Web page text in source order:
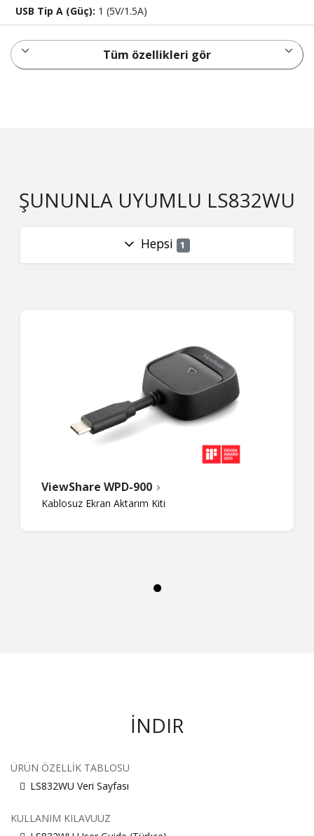
USB Tip A (Güç): 1 (5V/1.5A)
Tüm özellikleri gör
ŞUNUNLA UYUMLU LS832WU
Hepsi 1
ViewShare WPD-900
Kablosuz Ekran Aktarım Kiti
İNDIR
ÜRÜN ÖZELLIK TABLOSU
LS832WU Veri Sayfası
KULLANIM KILAVUUZ